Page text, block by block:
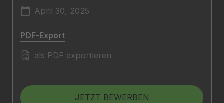
April 30, 2025
PDF-Export
als PDF exportieren
JETZT BEWERBEN